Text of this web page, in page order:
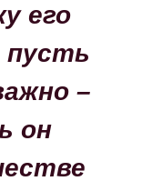
его
пусть
–
он